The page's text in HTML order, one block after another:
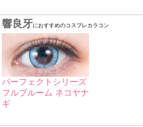
響良牙におすすめのコスプレカラコン
パーフェクトシリーズ
フルブルーム ネコヤナ
ギ